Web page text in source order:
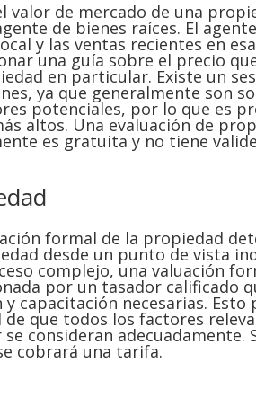
valor de mercado de una
de bienes raíces. El
y las ventas recientes en
una guía sobre el precio
en particular. Existe un
ya que generalmente son
potenciales, por lo que es
altos. Una evaluación de
es gratuita y no tiene
formal de la propiedad
desde un punto de vista
complejo, una valuación
por un tasador calificado
y capacitación necesarias.
de que todos los factores
consideran adecuadamente.
cobrará una tarifa.